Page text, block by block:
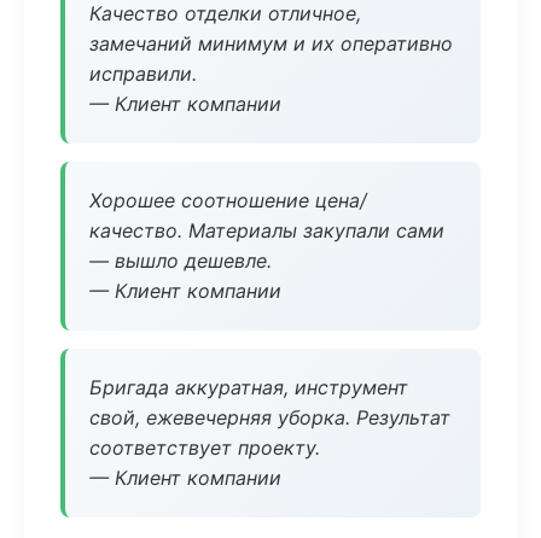
Качество отделки отличное,
замечаний минимум и их оперативно
исправили.
— Клиент компании
Хорошее соотношение цена/
качество. Материалы закупали сами
— вышло дешевле.
— Клиент компании
Бригада аккуратная, инструмент
свой, ежевечерняя уборка. Результат
соответствует проекту.
— Клиент компании